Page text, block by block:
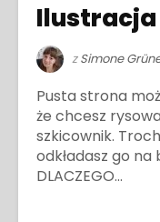
zSimone
Pusta strona
że chcesz
szkicownik.
odkładasz go
DLACZEGO...